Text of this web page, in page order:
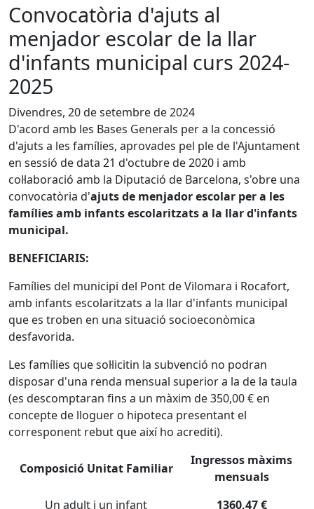
Convocatòria d'ajuts al
menjador escolar de la llar
d'infants municipal curs 2024-
2025
Divendres, 20 de setembre de 2024
D'acord amb les Bases Generals per a la concessió
d'ajuts a les famílies, aprovades pel ple de l'Ajuntament
en sessió de data 21 d'octubre de 2020 i amb
col·laboració amb la Diputació de Barcelona, s'obre una
convocatòria d'ajuts de menjador escolar per a les
famílies amb infants escolaritzats a la llar d'infants
municipal.
BENEFICIARIS:
Famílies del municipi del Pont de Vilomara i Rocafort,
amb infants escolaritzats a la llar d'infants municipal
que es troben en una situació socioeconòmica
desfavorida.
Les famílies que sol·licitin la subvenció no podran
disposar d'una renda mensual superior a la de la taula
(es descomptaran fins a un màxim de 350,00 € en
concepte de lloguer o hipoteca presentant el
corresponent rebut que així ho acrediti).
Composició Unitat Familiar
Ingressos màxims
mensuals
Un adult i un infant
1360,47 €